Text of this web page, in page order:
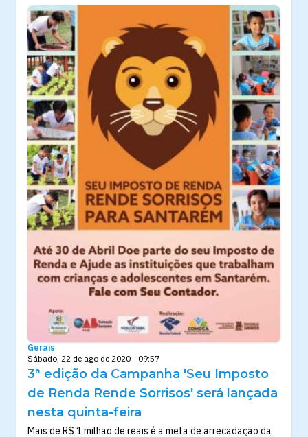
Gerais
Sábado, 22 de ago de 2020 - 09:57
3ª edição da Campanha 'Seu Imposto
de Renda Rende Sorrisos' será lançada
nesta quinta-feira
Mais de R$ 1 milhão de reais é a meta de arrecadação da